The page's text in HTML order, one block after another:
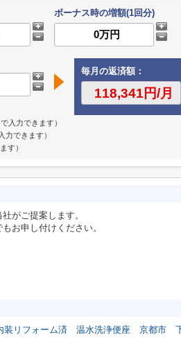
ボーナス時の増額(1回分)
毎月の返済額：
入力できます）
力できます）
す）
がご提案します。
お申し付けください。
装リフォーム済 温水洗浄便座 京都市